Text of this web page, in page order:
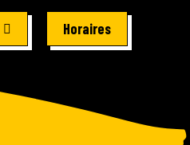
Horaires